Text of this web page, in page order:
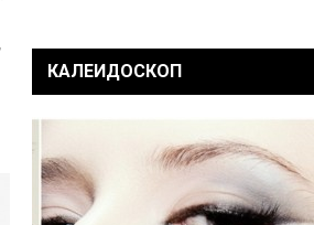
КАЛЕИДОСКОП